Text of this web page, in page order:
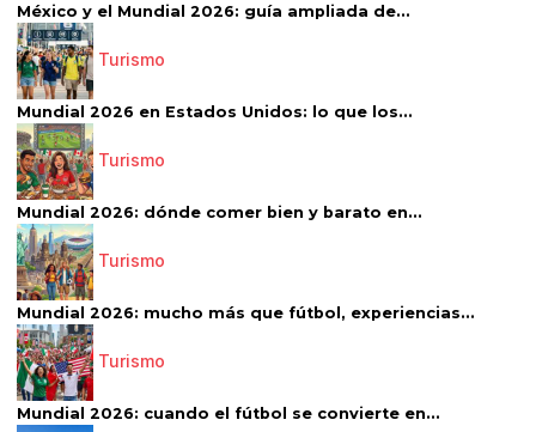
México y el Mundial 2026: guía ampliada de...
Turismo
Mundial 2026 en Estados Unidos: lo que los...
Turismo
Mundial 2026: dónde comer bien y barato en...
Turismo
Mundial 2026: mucho más que fútbol, experiencias...
Turismo
Mundial 2026: cuando el fútbol se convierte en...